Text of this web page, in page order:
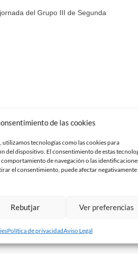
de las cookies
utilizamos tecnologías como las cookies para
del dispositivo. El consentimiento de estas
de navegación o las
el consentimiento, puede afectar negativamente
Rebutjar Ver preferencias
Política de privacidadAviso Legal
del Grupo III de Segunda
2 de enero a las 13:30h.